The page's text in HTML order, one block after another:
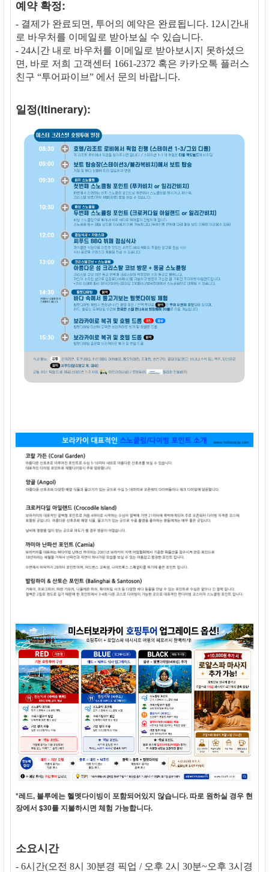
예약 확정:
- 결제가 완료되면, 투어의 예약은 완료됩니다. 12시간내
로 바우처를 이메일로 받아보실 수 있습니다.
- 24시간 내로 바우처를 이메일로 받아보시지 못하셨으
면, 바로 저희 고객센터 1661-2372 혹은 카카오톡 플러스
친구 “투어파이브” 에서 문의 바랍니다.
일정(Itinerary):
*레드, 블루에는 헬멧다이빙이 포함되어있지 않습니다. 따로 원하실 경우 현
장에서 $30를 지불하시면 체험 가능합니다.
소요시간
- 6시간(오전 8시 30분경 픽업 / 오후 2시 30분~오후 3시경